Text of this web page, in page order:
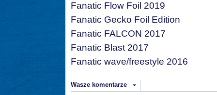
Fanatic Flow Foil 2019
Fanatic Gecko Foil Edition
Fanatic FALCON 2017
Fanatic Blast 2017
Fanatic wave/freestyle 2016
Wasze komentarze